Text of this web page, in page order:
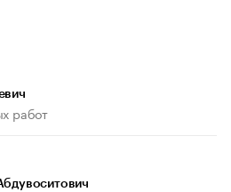
работ